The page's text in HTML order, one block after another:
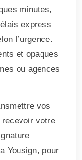
minutes,
express
l’urgence.
et opaques
ou agences
vos
votre
Yousign, pour